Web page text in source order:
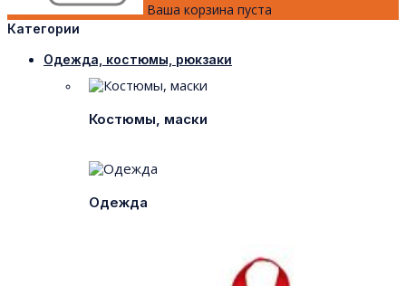
Ваша корзина пуста
Категории
Одежда, костюмы, рюкзаки
Костюмы, маски
Одежда